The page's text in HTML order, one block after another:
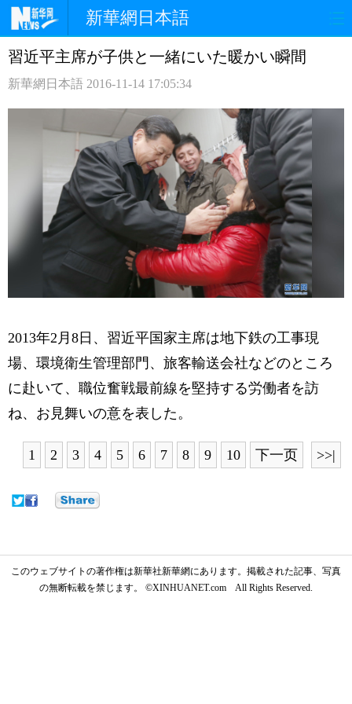
新華網日本語
ホームページ 政治 経済
評論 写真
中日対訳
習近平主席が子供と一緒にいた暖かい瞬間
新華網日本語 2016-11-14 17:05:34
2013年2月8日、習近平国家主席は地下鉄の工事現
場、環境衛生管理部門、旅客輸送会社などのところ
に赴いて、職位奮戦最前線を堅持する労働者を訪
ね、お見舞いの意を表した。
1 2 3 4 5 6 7 8 9 10 下一页 >>|
このウェブサイトの著作権は新華社新華網にあります。掲載された記事、写真
の無断転載を禁じます。 ©XINHUANET.com All Rights Reserved.